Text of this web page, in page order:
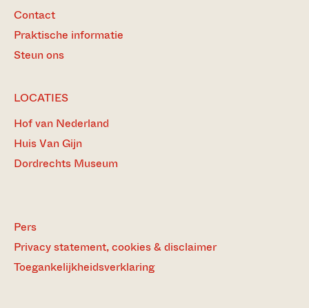
Contact
Praktische informatie
Steun ons
LOCATIES
Hof van Nederland
Huis Van Gijn
Dordrechts Museum
Pers
Privacy statement, cookies & disclaimer
Toegankelijkheidsverklaring